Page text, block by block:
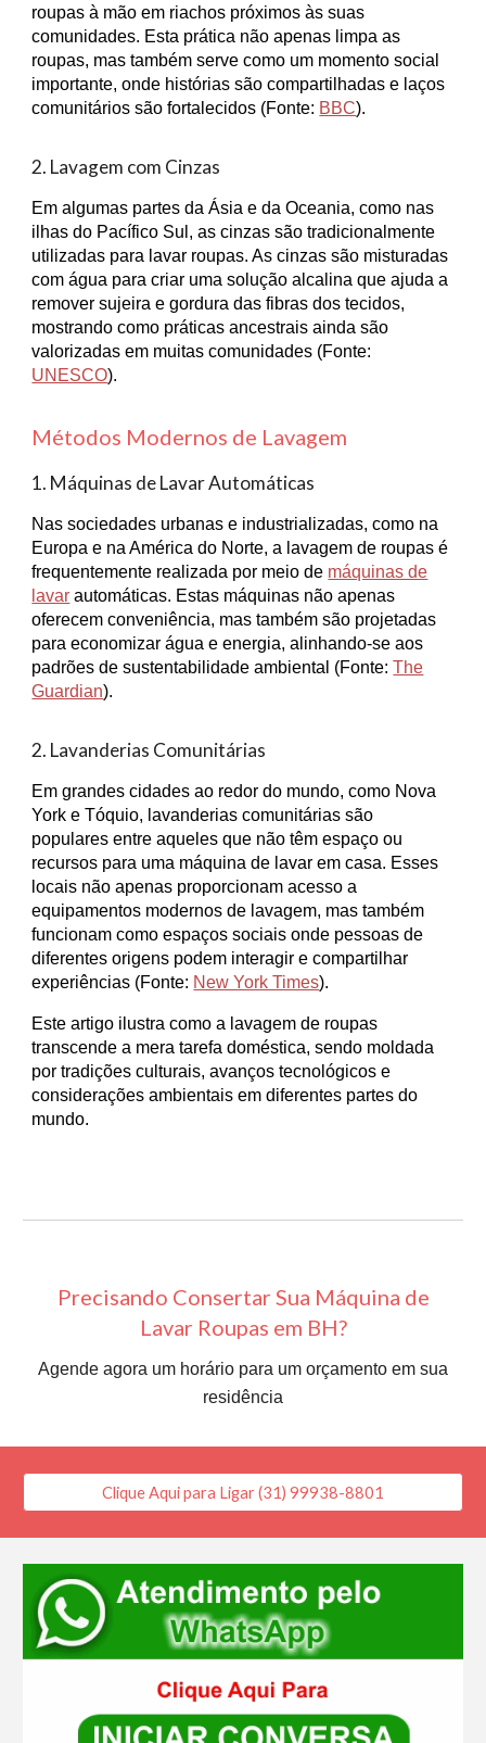
roupas à mão em riachos próximos às suas
comunidades. Esta prática não apenas limpa as
roupas, mas também serve como um momento social
importante, onde histórias são compartilhadas e laços
comunitários são fortalecidos (Fonte: BBC).
2. Lavagem com Cinzas
Em algumas partes da Ásia e da Oceania, como nas
ilhas do Pacífico Sul, as cinzas são tradicionalmente
utilizadas para lavar roupas. As cinzas são misturadas
com água para criar uma solução alcalina que ajuda a
remover sujeira e gordura das fibras dos tecidos,
mostrando como práticas ancestrais ainda são
valorizadas em muitas comunidades (Fonte:
UNESCO).
Métodos Modernos de Lavagem
1. Máquinas de Lavar Automáticas
Nas sociedades urbanas e industrializadas, como na
Europa e na América do Norte, a lavagem de roupas é
frequentemente realizada por meio de máquinas de
lavar automáticas. Estas máquinas não apenas
oferecem conveniência, mas também são projetadas
para economizar água e energia, alinhando-se aos
padrões de sustentabilidade ambiental (Fonte: The
Guardian).
2. Lavanderias Comunitárias
Em grandes cidades ao redor do mundo, como Nova
York e Tóquio, lavanderias comunitárias são
populares entre aqueles que não têm espaço ou
recursos para uma máquina de lavar em casa. Esses
locais não apenas proporcionam acesso a
equipamentos modernos de lavagem, mas também
funcionam como espaços sociais onde pessoas de
diferentes origens podem interagir e compartilhar
experiências (Fonte: New York Times).
Este artigo ilustra como a lavagem de roupas
transcende a mera tarefa doméstica, sendo moldada
por tradições culturais, avanços tecnológicos e
considerações ambientais em diferentes partes do
mundo.
Precisando Consertar Sua Máquina de
Lavar Roupas em BH?
Agende agora um horário para um orçamento em sua
residência
Clique Aqui para Ligar (31) 99938-8801